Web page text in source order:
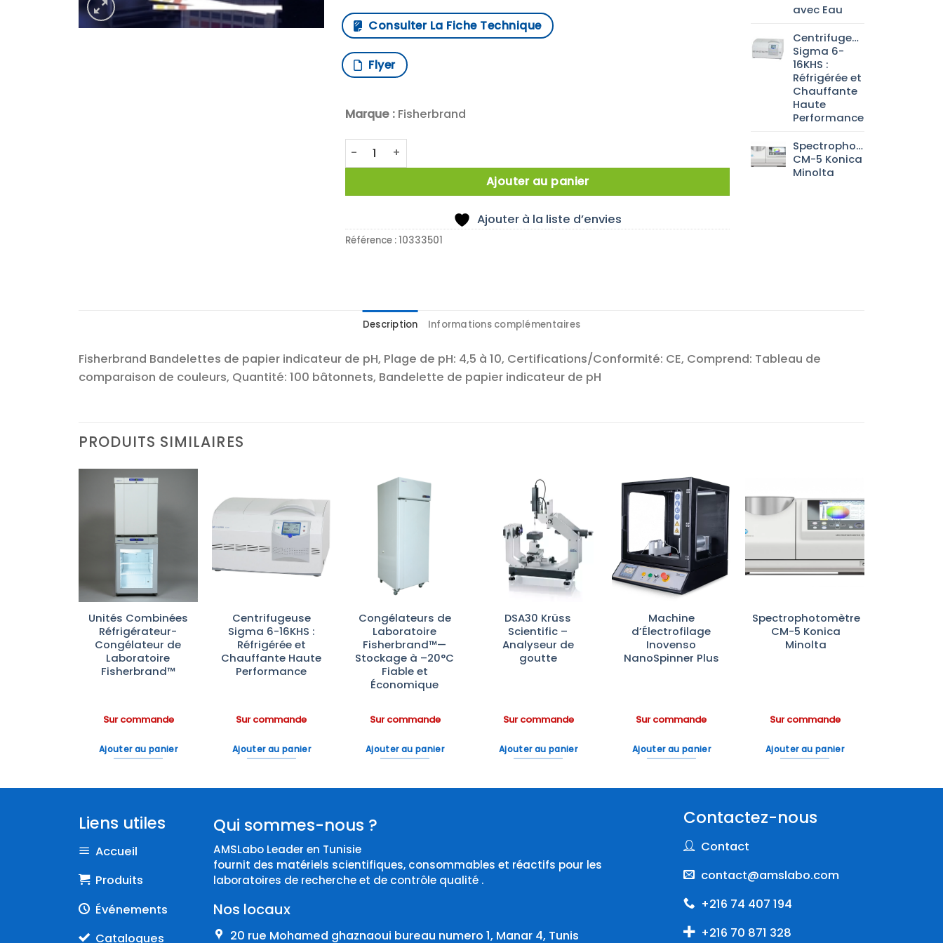
Consulter La Fiche Technique
Flyer
Marque :Fisherbrand
quantité de X100 BANDELETTES 4,5-10,0PH
Ajouter au panier
Ajouter à la liste d’envies
Référence :10333501
avec Eau
Centrifugeuse
Sigma 6-
16KHS :
Réfrigérée et
Chauffante
Haute
Performance
Spectrophotomètre
CM-5 Konica
Minolta
Description Informations complémentaires
Fisherbrand Bandelettes de papier indicateur de pH, Plage de pH: 4,5 à 10, Certifications/Conformité: CE, Comprend: Tableau de
comparaison de couleurs, Quantité: 100 bâtonnets, Bandelette de papier indicateur de pH
PRODUITS SIMILAIRES
Ajouter
à la liste
Unités Combinées
Réfrigérateur-
Congélateur de
Laboratoire
Fisherbrand™
Sur commande
Ajouter au panier
Ajouter
d’envies
Centrifugeuse
Sigma 6-16KHS :
Réfrigérée et
Chauffante Haute
Performance
Sur commande
Ajouter au panier
Congélateurs de
Laboratoire
Fisherbrand™—
Stockage à –20°C
Fiable et
Économique
Sur commande
Ajouter au panier
Ajouter
à la liste
d’envies
DSA30 Krüss
Scientific –
Analyseur de
goutte
Sur commande
Ajouter au panier
Ajouter
à la liste
d’envies
Machine
d’Électrofilage
Inovenso
NanoSpinner Plus
Sur commande
Ajouter au panier
Ajouter
à la liste
Spectrophotomètre
CM-5 Konica
Minolta
Sur commande
Ajouter au panier
Liens utiles
Accueil
Produits
Événements
Catalogues
Qui sommes-nous ?
AMSLabo Leader en Tunisie
fournit des matériels scientifiques, consommables et réactifs pour les
laboratoires de recherche et de contrôle qualité .
Nos locaux
20 rue Mohamed ghaznaoui bureau numero 1, Manar 4, Tunis
Contactez-nous
Contact
contact@amslabo.com
+216 74 407 194
+216 70 871 328